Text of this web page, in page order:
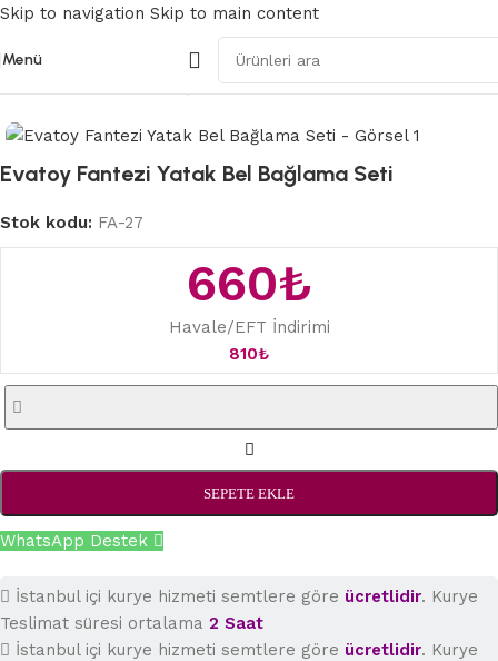
Skip to navigation Skip to main content
Menü
BDSM Fetiş ve Fantezi
Evatoy Fantezi Yatak Bel Bağlama Seti
Stok kodu: FA-27
660₺
Havale/EFT İndirimi
810₺
SEPETE EKLE
WhatsApp Destek
İstanbul içi kurye hizmeti semtlere göre ücretlidir. Kurye
Teslimat süresi ortalama 2 Saat
İstanbul içi kurye hizmeti semtlere göre ücretlidir. Kurye